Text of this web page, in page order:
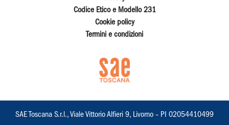
Codice Etico e Modello 231
Cookie policy
Termini e condizioni
SAE Toscana S.r.l., Viale Vittorio Alfieri 9, Livorno – PI 02054410499